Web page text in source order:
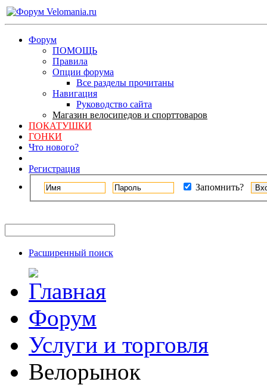
Форум
ПОМОЩЬ
Правила
Опции форума
Все разделы прочитаны
Навигация
Руководство сайта
Магазин велосипедов и спорттоваров
ПОКАТУШКИ
ГОНКИ
Что нового?
Регистрация
Запомнить?
Расширенный поиск
Форум
Услуги и торговля
Велорынок